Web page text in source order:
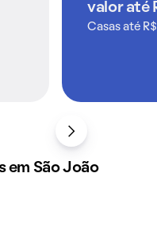
valor até
Casas até
em São João